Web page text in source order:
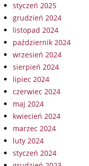
styczeń 2025
grudzień 2024
listopad 2024
październik 2024
wrzesień 2024
sierpień 2024
lipiec 2024
czerwiec 2024
maj 2024
kwiecień 2024
marzec 2024
luty 2024
styczeń 2024